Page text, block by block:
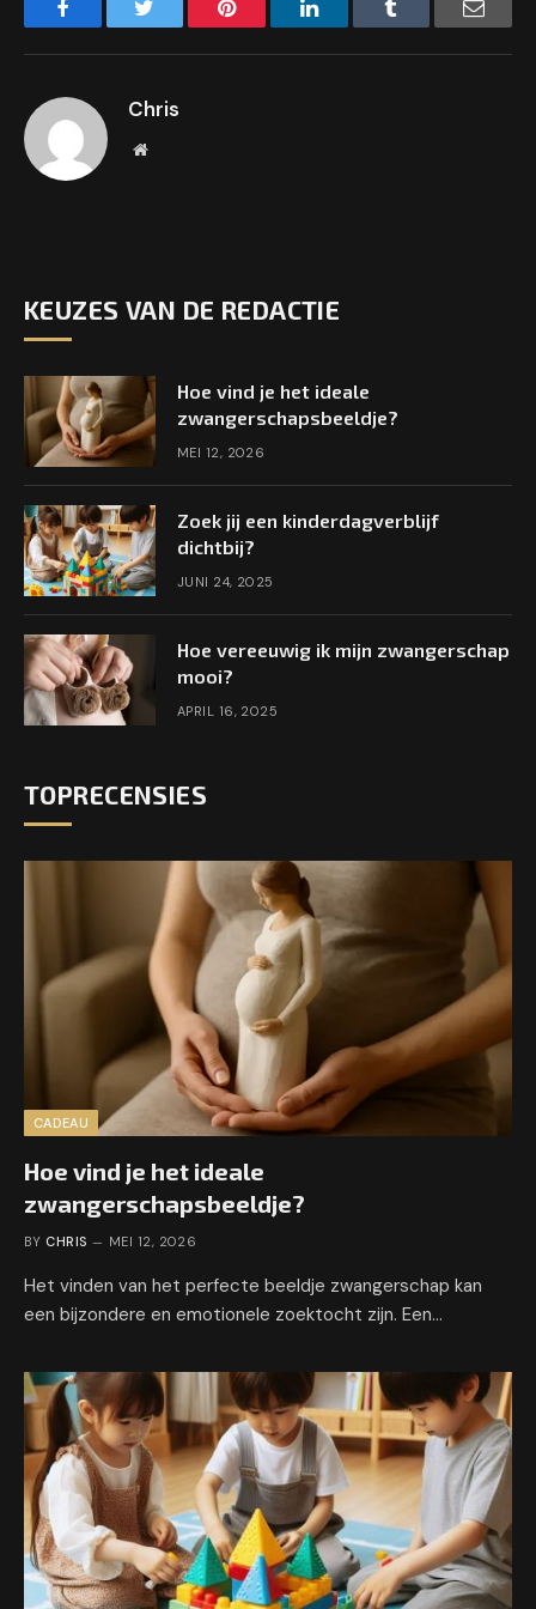
Facebook Pinterest LinkedIn Email
Chris
Website
KEUZES VAN DE REDACTIE
Hoe vind je het ideale
zwangerschapsbeeldje?
MEI 12, 2026
Zoek jij een kinderdagverblijf
dichtbij?
JUNI 24, 2025
Hoe vereeuwig ik mijn zwangerschap
mooi?
APRIL 16, 2025
TOPRECENSIES
CADEAU
Hoe vind je het ideale
zwangerschapsbeeldje?
BY CHRIS MEI 12, 2026
Het vinden van het perfecte beeldje zwangerschap kan
een bijzondere en emotionele zoektocht zijn. Een…